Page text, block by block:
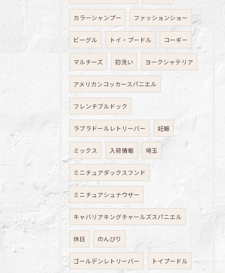
カラーシャンプー ファッションショー
ビーグル トイ・プードル コーギー
マルチーズ 初洗い ヨークシャテリア
アメリカンコッカースパニエル
フレンチブルドック
ラブラドールレトリーバー 妊娠
ミックス 入荷情報 埼玉
ミニチュアダックスフンド
ミニチュアシュナウザー
キャバリアキングチャールズスパニエル
休日 のんびり
ゴールデンレトリーバー トイプードル